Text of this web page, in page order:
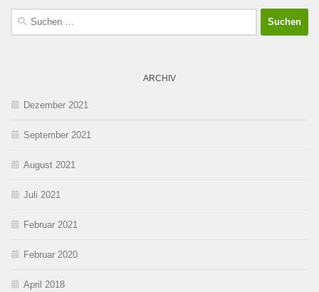
Suchen
ARCHIV
Dezember 2021
September 2021
August 2021
Juli 2021
Februar 2021
Februar 2020
April 2018